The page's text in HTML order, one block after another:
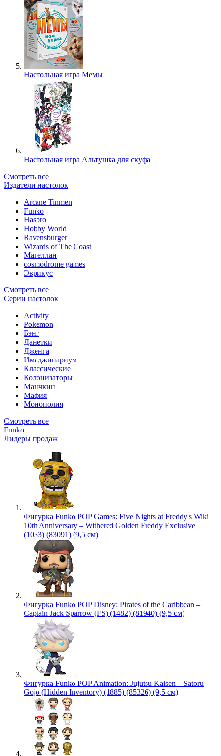
Настольная игра Мемы
Настольная игра Альтушка для скуфа
Смотреть все
Издатели настолок
Arcane Tinmen
Funko
Hasbro
Hobby World
Ravensburger
Wizards of The Coast
Магеллан
сosmodrome games
Эврикус
Смотреть все
Серии настолок
Activity
Pokemon
Бэнг
Данетки
Дженга
Имаджинариум
Классические
Колонизаторы
Манчкин
Мафия
Монополия
Смотреть все
Funko
Лидеры продаж
Фигурка Funko POP Games: Five Nights at Freddy's Wiki
10th Anniversary – Withered Golden Freddy Exclusive
(1033) (83091) (9,5 см)
Фигурка Funko POP Disney: Pirates of the Caribbean –
Captain Jack Sparrow (FS) (1482) (81940) (9,5 см)
Фигурка Funko POP Animation: Jujutsu Kaisen – Satoru
Gojo (Hidden Inventory) (1885) (85326) (9,5 см)